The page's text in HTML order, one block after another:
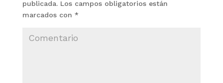
publicada.Los campos obligatorios están
marcados con *